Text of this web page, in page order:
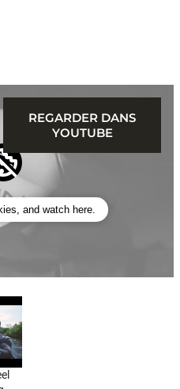
and watch here.
REGARDER DANS
YOUTUBE